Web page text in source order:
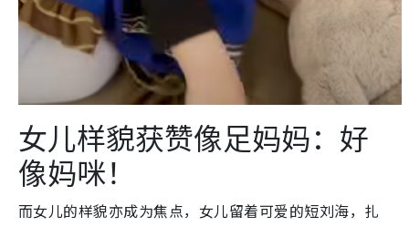
女儿样貌获赞像足妈妈：好
像妈咪！
而女儿的样貌亦成为焦点，女儿留着可爱的短刘海，扎